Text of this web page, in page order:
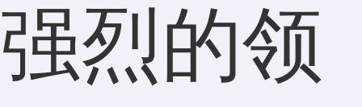
强烈的领